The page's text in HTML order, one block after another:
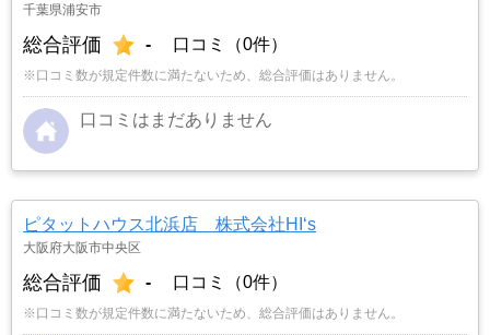
千葉県浦安市
総合評価 - 口コミ（0件）
※口コミ数が規定件数に満たないため、総合評価はありません。
口コミはまだありません
ピタットハウス北浜店 株式会社HI‘s
大阪府大阪市中央区
総合評価 - 口コミ（0件）
※口コミ数が規定件数に満たないため、総合評価はありません。